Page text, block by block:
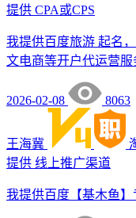
提供 CPA或CPS
我提供百度旅游 起名
文电商等开户代运营服
2026-02-08 8063
王海冀
提供 线上推广渠道
我提供百度【基木鱼】